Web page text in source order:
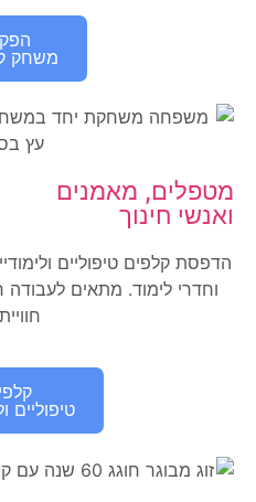
הפקת
משחק
מטפלים, מאמנים
ואנשי חינוך
הדפסת קלפים טיפוליים
וחדרי לימוד. מתאים לעבודה
קלפים
טיפוליים